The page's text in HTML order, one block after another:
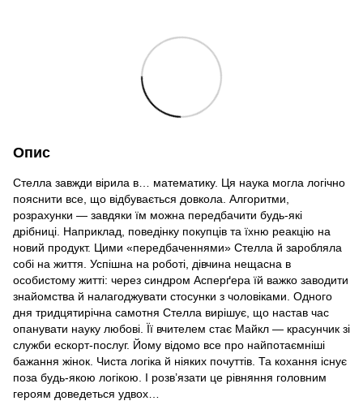
Опис
Стелла завжди вірила в… математику. Ця наука могла логічно
пояснити все, що відбувається довкола. Алгоритми,
розрахунки — завдяки їм можна передбачити будь-які
дрібниці. Наприклад, поведінку покупців та їхню реакцію на
новий продукт. Цими «передбаченнями» Стелла й заробляла
собі на життя. Успішна на роботі, дівчина нещасна в
особистому житті: через синдром Асперґера їй важко заводити
знайомства й налагоджувати стосунки з чоловіками. Одного
дня тридцятирічна самотня Стелла вирішує, що настав час
опанувати науку любові. Її вчителем стає Майкл — красунчик зі
служби ескорт-послуг. Йому відомо все про найпотаємніші
бажання жінок. Чиста логіка й ніяких почуттів. Та кохання існує
поза будь-якою логікою. І розв’язати це рівняння головним
героям доведеться удвох…